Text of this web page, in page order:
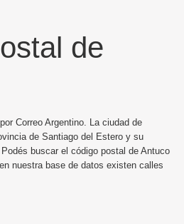
de
Correo Argentino. La ciudad de
de Santiago del Estero y su
buscar el código postal de Antuco
nuestra base de datos existen calles